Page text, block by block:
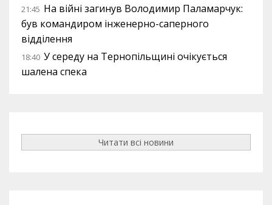
21:45 На війні загинув Володимир Паламарчук:
був командиром інженерно-саперного
відділення
18:40 У середу на Тернопільщині очікується
шалена спека
Читати всі новини